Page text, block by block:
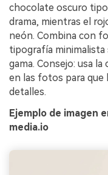
chocolate oscuro
drama, mientras el
neón. Combina con
tipografía
gama. Consejo: usa
en las fotos para
detalles.
Ejemplo de imagen
media.io